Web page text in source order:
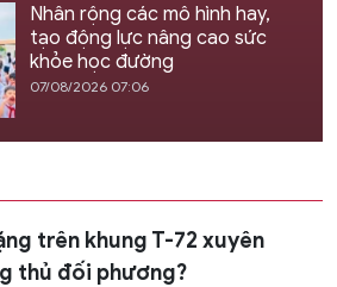
Nhân rộng các mô hình hay,
tạo động lực nâng cao sức
khỏe học đường
07/08/2026 07:06
trên khung T-72 xuyên
thủ đối phương?